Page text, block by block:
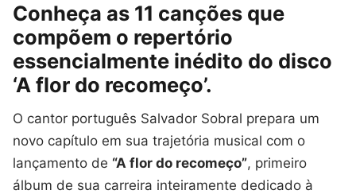
Conheça as 11 canções que
compõem o repertório
essencialmente inédito do disco
‘A flor do recomeço’.
O cantor português Salvador Sobral prepara um
novo capítulo em sua trajetória musical com o
lançamento de “A flor do recomeço”, primeiro
álbum de sua carreira inteiramente dedicado à